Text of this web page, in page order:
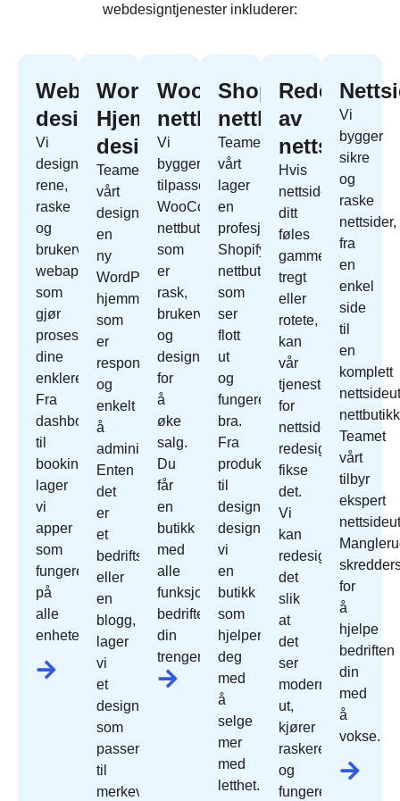
webdesigntjenester inkluderer:
Webapp
design
Vi
designer
rene,
raske
og
brukervennlige
webapper
som
gjør
prosessene
dine
enklere.
Fra
dashbord
til
bookingsystemer
lager
vi
apper
som
fungerer
på
alle
enheter.
WordPress
Hjemmeside
design
Teamet
vårt
designer
en
ny
WordPress
hjemmeside
som
er
responsivt
og
enkelt
å
administrere.
Enten
det
er
et
bedriftsnettsted
eller
en
blogg,
lager
vi
et
design
som
passer
til
merkevaren
WooCommerce
nettbutikk
Vi
bygger
tilpassede
WooCommerce
nettbutikk
som
er
rask,
brukervennlig
og
designet
for
å
øke
salg.
Du
får
en
butikk
med
alle
funksjonene
bedriften
din
trenger.
Shopify
nettbutikk
Teamet
vårt
lager
en
profesjonell
Shopify
nettbutikk
som
ser
flott
ut
og
fungerer
bra.
Fra
produktoppsett
til
design
designer
vi
en
butikk
som
hjelper
deg
med
å
selge
mer
med
letthet.
Redesign
av
nettside
Hvis
nettside
ditt
føles
gammelt,
tregt
eller
rotete,
kan
vår
tjeneste
for
nettside
redesign
fikse
det.
Vi
kan
redesign
det
slik
at
det
ser
moderne
ut,
kjører
raskere
og
fungerer
Vi
bygger
sikre
og
raske
nettsider,
fra
en
enkel
side
til
en
komplett
Teamet
vårt
tilbyr
ekspert
for
å
hjelpe
bedriften
din
med
å
vokse.